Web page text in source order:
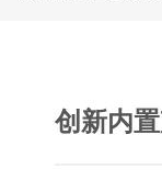
创新内